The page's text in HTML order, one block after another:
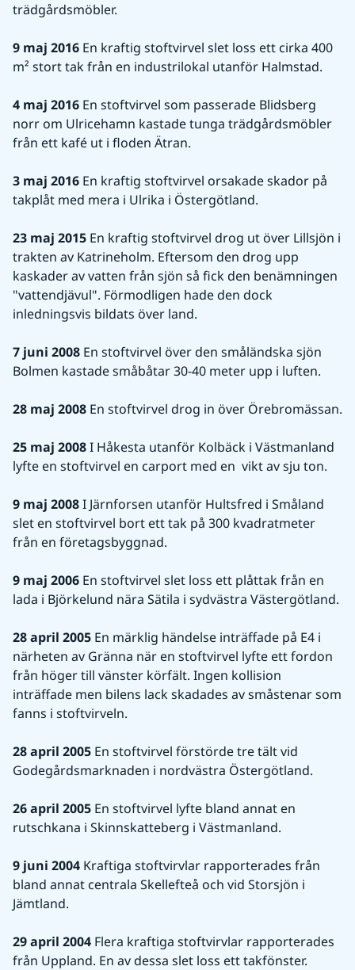
trädgårdsmöbler.
9 maj 2016 En kraftig stoftvirvel slet loss ett cirka 400
m² stort tak från en industrilokal utanför Halmstad.
4 maj 2016 En stoftvirvel som passerade Blidsberg
norr om Ulricehamn kastade tunga trädgårdsmöbler
från ett kafé ut i floden Ätran.
3 maj 2016 En kraftig stoftvirvel orsakade skador på
takplåt med mera i Ulrika i Östergötland.
23 maj 2015 En kraftig stoftvirvel drog ut över Lillsjön i
trakten av Katrineholm. Eftersom den drog upp
kaskader av vatten från sjön så fick den benämningen
"vattendjävul". Förmodligen hade den dock
inledningsvis bildats över land.
7 juni 2008 En stoftvirvel över den småländska sjön
Bolmen kastade småbåtar 30-40 meter upp i luften.
28 maj 2008 En stoftvirvel drog in över Örebromässan.
25 maj 2008 I Håkesta utanför Kolbäck i Västmanland
lyfte en stoftvirvel en carport med en  vikt av sju ton.
9 maj 2008 I Järnforsen utanför Hultsfred i Småland
slet en stoftvirvel bort ett tak på 300 kvadratmeter
från en företagsbyggnad.
9 maj 2006 En stoftvirvel slet loss ett plåttak från en
lada i Björkelund nära Sätila i sydvästra Västergötland.
28 april 2005 En märklig händelse inträffade på E4 i
närheten av Gränna när en stoftvirvel lyfte ett fordon
från höger till vänster körfält. Ingen kollision
inträffade men bilens lack skadades av småstenar som
fanns i stoftvirveln.
28 april 2005 En stoftvirvel förstörde tre tält vid
Godegårdsmarknaden i nordvästra Östergötland.
26 april 2005 En stoftvirvel lyfte bland annat en
rutschkana i Skinnskatteberg i Västmanland.
9 juni 2004 Kraftiga stoftvirvlar rapporterades från
bland annat centrala Skellefteå och vid Storsjön i
Jämtland.
29 april 2004 Flera kraftiga stoftvirvlar rapporterades
från Uppland. En av dessa slet loss ett takfönster.